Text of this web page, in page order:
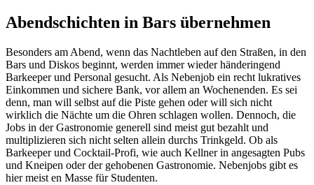
Abendschichten in Bars übernehmen
Besonders am Abend, wenn das Nachtleben auf den Straßen, in den
Bars und Diskos beginnt, werden immer wieder händeringend
Barkeeper und Personal gesucht. Als Nebenjob ein recht lukratives
Einkommen und sichere Bank, vor allem an Wochenenden. Es sei
denn, man will selbst auf die Piste gehen oder will sich nicht
wirklich die Nächte um die Ohren schlagen wollen. Dennoch, die
Jobs in der Gastronomie generell sind meist gut bezahlt und
multiplizieren sich nicht selten allein durchs Trinkgeld. Ob als
Barkeeper und Cocktail-Profi, wie auch Kellner in angesagten Pubs
und Kneipen oder der gehobenen Gastronomie. Nebenjobs gibt es
hier meist en Masse für Studenten.